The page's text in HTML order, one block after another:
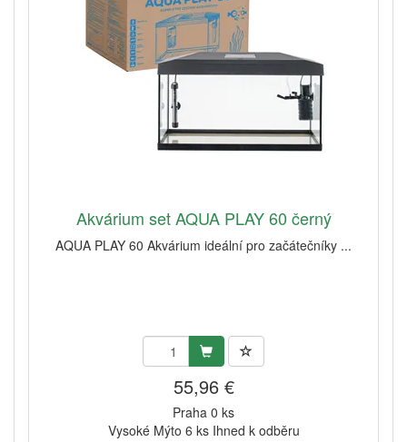
Akvárium set AQUA PLAY 60 černý
AQUA PLAY 60 Akvárium ideální pro začátečníky ...
55,96 €
Praha 0 ks
Vysoké Mýto 6 ks Ihned k odběru